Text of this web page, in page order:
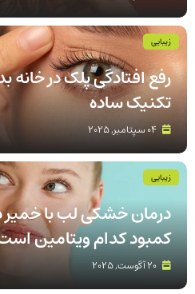
تکنیک ساده
زیبایی
درمان خشکی لب با
کمبود کدام ویتامین
زیبایی